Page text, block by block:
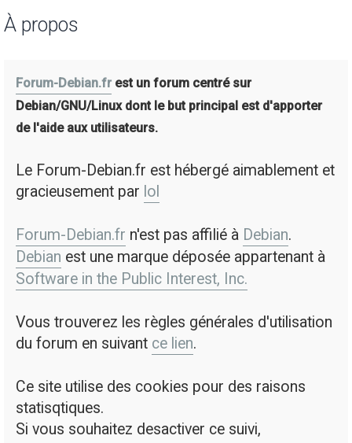
À propos
Forum-Debian.fr est un forum centré sur
Debian/GNU/Linux dont le but principal est d'apporter
de l'aide aux utilisateurs.
Le Forum-Debian.fr est hébergé aimablement et
gracieusement par lol
Forum-Debian.fr n'est pas affilié à Debian.
Debian est une marque déposée appartenant à
Software in the Public Interest, Inc.
Vous trouverez les règles générales d'utilisation
du forum en suivant ce lien.
Ce site utilise des cookies pour des raisons
statisqtiques.
Si vous souhaitez desactiver ce suivi,